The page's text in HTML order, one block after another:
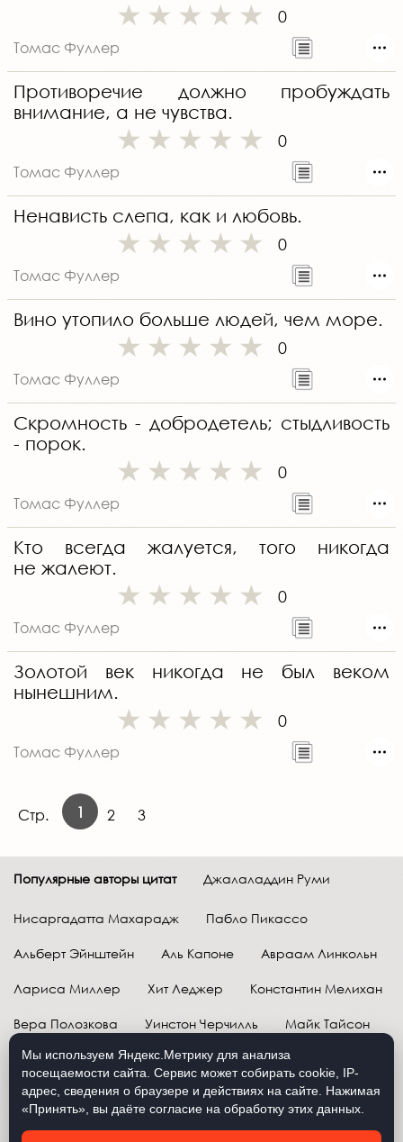
0
Томас Фуллер
Противоречие должно пробуждать
внимание, а не чувства.
0
Томас Фуллер
Ненависть слепа, как и любовь.
0
Томас Фуллер
Вино утопило больше людей, чем море.
0
Томас Фуллер
Скромность - добродетель; стыдливость
- порок.
0
Томас Фуллер
Кто всегда жалуется, того никогда
не жалеют.
0
Томас Фуллер
Золотой век никогда не был веком
нынешним.
0
Томас Фуллер
Стр. 1 2 3
Популярные авторы цитат Джалаладдин Руми
Нисаргадатта Махарадж Пабло Пикассо
Альберт Эйнштейн Аль Капоне Авраам Линкольн
Лариса Миллер Хит Леджер Константин Мелихан
Вера Полозкова Уинстон Черчилль Майк Тайсон
Марк Твен Расул Гамзатов Грег Плитт
Далай-лама XIV Уоррен Баффетт
Давид Самойлов Антон Чехов Жан-Поль Сартр
Мы используем Яндекс.Метрику для анализа
посещаемости сайта. Сервис может собирать cookie, IP-
адрес, сведения о браузере и действиях на сайте. Нажимая
«Принять», вы даёте согласие на обработку этих данных.